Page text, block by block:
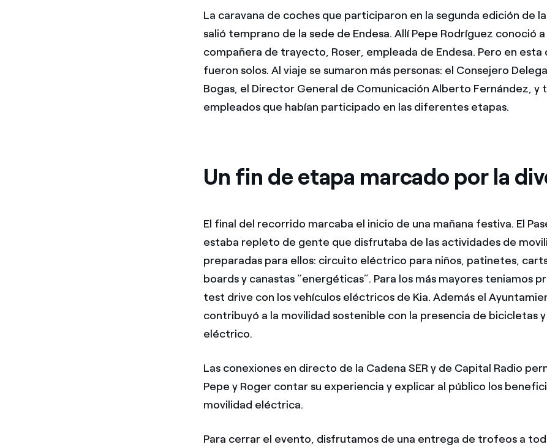
La caravana de coches que participaron en la segunda edición de
salió temprano de la sede de Endesa. Allí Pepe Rodríguez conoció a
compañera de trayecto, Roser, empleada de Endesa. Pero en esta
fueron solos. Al viaje se sumaron más personas: el Consejero
Bogas, el Director General de Comunicación Alberto Fernández, y
empleados que habían participado en las diferentes etapas.
Un fin de etapa marcado por la
El final del recorrido marcaba el inicio de una mañana festiva. El
estaba repleto de gente que disfrutaba de las actividades de
preparadas para ellos: circuito eléctrico para niños, patinetes,
boards y canastas “energéticas”. Para los más mayores teniamos
test drive con los vehículos eléctricos de Kia. Además el
contribuyó a la movilidad sostenible con la presencia de bicicletas y
eléctrico.
Las conexiones en directo de la Cadena SER y de Capital Radio
Pepe y Roger contar su experiencia y explicar al público los
movilidad eléctrica.
Para cerrar el evento, disfrutamos de una entrega de trofeos a